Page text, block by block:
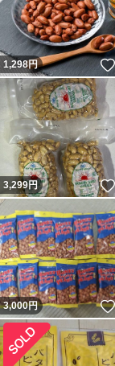
1,298円
3,299円
3,000円